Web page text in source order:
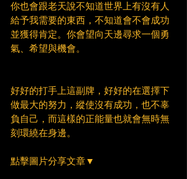
你也會跟老天說不知道世界上有沒有人
給予我需要的東西，不知道會不會成功
並獲得肯定。你會望向天邊尋求一個勇
氣、希望與機會。
好好的打手上這副牌，好好的在選擇下
做最大的努力，縱使沒有成功，也不辜
負自己，而這樣的正能量也就會無時無
刻環繞在身邊。
點擊圖片分享文章▼